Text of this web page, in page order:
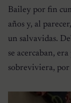
Bailey por fin
años y, al
un salvavidas.
se acercaban,
sobreviviera, por